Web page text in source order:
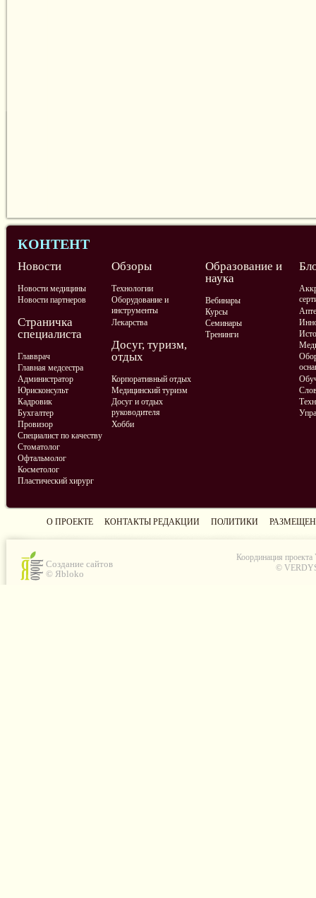
КОНТЕНТ
Новости
Новости медицины
Новости партнеров
Обзоры
Технологии
Оборудование и
инструменты
Лекарства
Образование и
наука
Вебинары
Курсы
Семинары
Тренинги
Страничка
специалиста
Главврач
Главная медсестра
Администратор
Юрисконсульт
Кадровик
Бухгалтер
Провизор
Специалист по качеству
Стоматолог
Офтальмолог
Косметолог
Пластический хирург
Досуг, туризм,
отдых
Корпоративный отдых
Медицинский туризм
Досуг и отдых
руководителя
Хобби
О ПРОЕКТЕ КОНТАКТЫ РЕДАКЦИИ ПОЛИТИКИ
Создание сайтов
© Яbloko
Координация проекта
©